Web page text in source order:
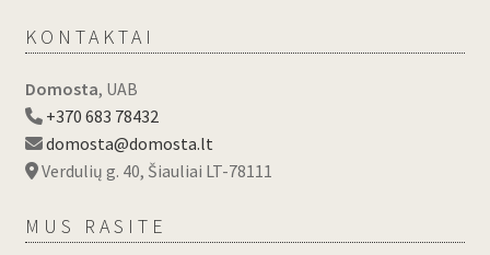
KONTAKTAI
Domosta, UAB
+370 683 78432
domosta@domosta.lt
Verdulių g. 40, Šiauliai LT-78111
MUS RASITE